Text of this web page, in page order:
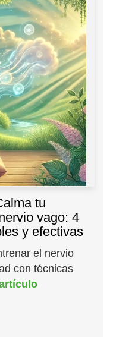
tu
vago: 4
y efectivas
el nervio
con técnicas